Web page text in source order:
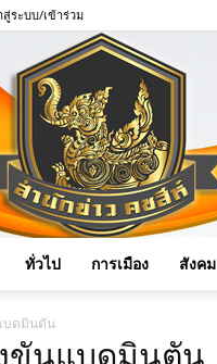
สู่ระบบ/เข้าร่วม
ทั่วไป การเมือง สังคม
บดมินตัน
ขันแบดมินตัน